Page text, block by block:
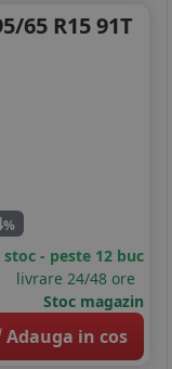
65 R15 91T
%
- peste 12 buc
livrare 24/48 ore
Stoc magazin
Adauga in cos